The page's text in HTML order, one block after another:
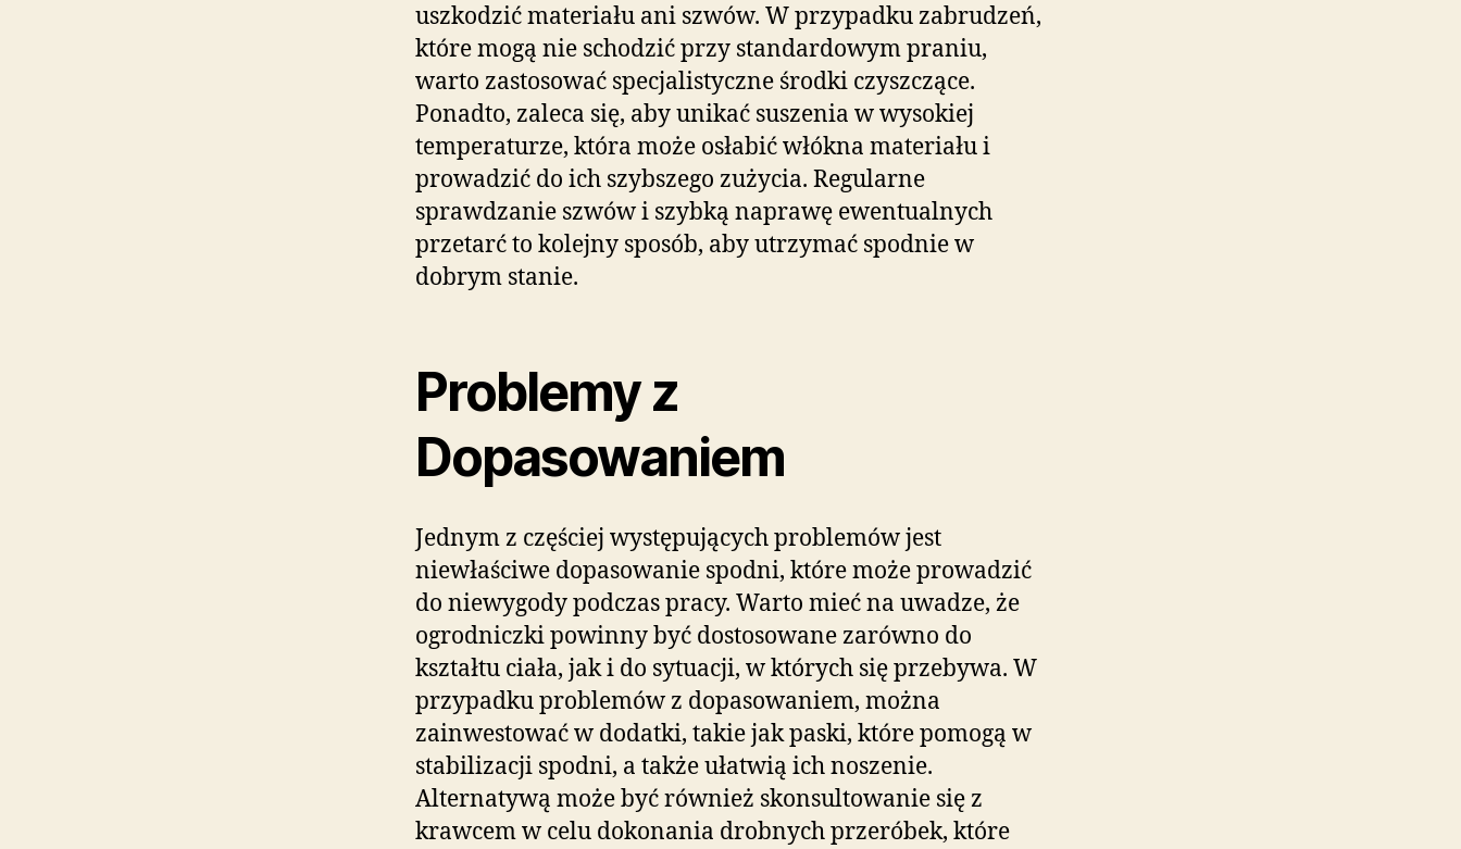
uszkodzić materiału ani szwów. W przypadku zabrudzeń,
które mogą nie schodzić przy standardowym praniu,
warto zastosować specjalistyczne środki czyszczące.
Ponadto, zaleca się, aby unikać suszenia w wysokiej
temperaturze, która może osłabić włókna materiału i
prowadzić do ich szybszego zużycia. Regularne
sprawdzanie szwów i szybką naprawę ewentualnych
przetarć to kolejny sposób, aby utrzymać spodnie w
dobrym stanie.
Problemy z
Dopasowaniem
Jednym z częściej występujących problemów jest
niewłaściwe dopasowanie spodni, które może prowadzić
do niewygody podczas pracy. Warto mieć na uwadze, że
ogrodniczki powinny być dostosowane zarówno do
kształtu ciała, jak i do sytuacji, w których się przebywa. W
przypadku problemów z dopasowaniem, można
zainwestować w dodatki, takie jak paski, które pomogą w
stabilizacji spodni, a także ułatwią ich noszenie.
Alternatywą może być również skonsultowanie się z
krawcem w celu dokonania drobnych przeróbek, które